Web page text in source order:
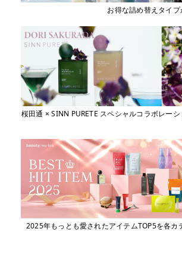
お得な詰め替えタイプ
桜田通 × SINN PURETE スペシャルコラボレーシ
2025年もっとも愛されたアイテムTOP5を各カ